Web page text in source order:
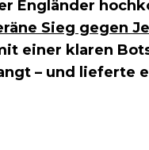
Engländer
Sieg gegen
einer klaren
– und lieferte